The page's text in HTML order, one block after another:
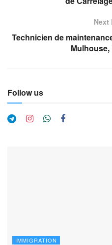
Next
Technicien de
Follow us
IMMIGRATION